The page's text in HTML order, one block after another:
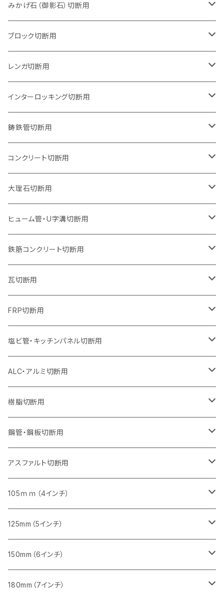
105mm（4インチ）
125mm（5インチ）
グラインダー取付用
石井超硬電動切断機 取付用
みかげ石（御影石）切断用
105mm（4インチ）
セグメントタイプ
セグメントタイプ（ビス穴付き
125mm（5インチ）
セグメントタイプ
セグメントタイプ（ビス穴付き
150mm（6インチ）
セグメントタイプ
180mm（7インチ）
セグメントタイプ
205mm（8インチ）
セグメントタイプ
230mm（9インチ）
セグメントタイプ
305mm（12インチ）
セグメント
セグメント（特殊凸凹加工チップ）
355mm（14インチ）
セグメント
セグメント（特殊凸凹加工チップ）
405mm（16インチ）
セグメントタイプ
ブロック切断用
105mm（4インチ）
セグメントタイプ
ウェーブタイプ
125mm（5インチ）
セグメントタイプ
ウェーブタイプ
150mm（6インチ）
セグメントタイプ
ウェーブタイプ
180mm（7インチ）
セグメントタイプ
ウェーブタイプ
205mm（8インチ）
セグメントタイプ
ウェーブタイプ
230mm（9インチ）
セグメントタイプ
ウェーブタイプ
255mm（10インチ）
セグメントタイプ
305mm（12インチ）
セグメント
セグメント（特殊凸凹加工チップ）
355mm（14インチ）
セグメント
セグメント（特殊凸凹加工チップ）
レンガ切断用
105mm（4インチ）
セグメントタイプ
ウェーブタイプ
125mm（5インチ）
セグメントタイプ
ウェーブタイプ
150mm（6インチ）
セグメントタイプ
ウェーブタイプ
180mm（7インチ）
セグメントタイプ
ウェーブタイプ
205mm（8インチ）
セグメントタイプ
ウェーブタイプ
230mm（9インチ）
セグメントタイプ
ウェーブタイプ
255mm（10インチ）
セグメントタイプ
305mm（12インチ）
セグメント
セグメント（特殊凸凹加工チップ）
355mm（14インチ）
セグメント
セグメント（特殊凸凹加工チップ）
インターロッキング切断用
105mm（4インチ）
セグメントタイプ
セグメントタイプ（ビス穴付き
125mm（5インチ）
セグメントタイプ
セグメントタイプ（ビス穴付き
150mm（6インチ）
セグメントタイプ
180mm（7インチ）
セグメントタイプ
205mm（8インチ）
セグメントタイプ
230mm（9インチ）
セグメントタイプ
255mm（10インチ）
セグメントタイプ（一般道路カッター用
305mm（12インチ）
セグメントタイプ
セグメントタイプ（一般道路カッター用
355mm（14インチ）
セグメントタイプ
セグメントタイプ（一般道路カッター用
405mm（16インチ）
セグメントタイプ
セグメントタイプ（一般道路カッター用
455mm（18インチ）
セグメント（一般道路カッター用
鋳鉄管切断用
105mm（4インチ）
セグメントタイプ
セグメントタイプ（ビス穴付き
125mm（5インチ）
セグメントタイプ
セグメントタイプ（ビス穴付き
150mm（6インチ）
セグメントタイプ
180mm（7インチ）
セグメントタイプ
205mm（8インチ）
セグメントタイプ
230mm（9インチ）
セグメントタイプ
305mm（12インチ）
セグメントタイプ
埋設鋳鉄管工事対応タイプ
355mm（14インチ）
セグメントタイプ
埋設鋳鉄管工事対応タイプ
405mm（16インチ）
セグメントタイプ
埋設鋳鉄管工事対応タイプ
コンクリート切断用
105mm（4インチ）
セグメントタイプ
ウェーブタイプ
125mm（5インチ）
セグメントタイプ
ウェーブタイプ
150mm（6インチ）
セグメントタイプ
ウェーブタイプ
180mm（7インチ）
セグメントタイプ
ウェーブタイプ
205mm（8インチ）
セグメントタイプ
ウェーブタイプ
230mm（9インチ）
セグメントタイプ
ウェーブタイプ
255mm（10インチ）
セグメントタイプ
セグメントタイプ（一般道路カッター用
305mm（12インチ）
セグメント
セグメント（特殊凸凹加工チップ）
355mm（14インチ）
セグメント
セグメント（特殊凸凹加工チップ）
405mm（16インチ）
セグメント
セグメント（一般道路カッター用
473mm（18インチ）
セグメント（一般道路カッター用
大理石切断用
125mm（5インチ）
ヒューム管・U字溝切断用
105mm（4インチ）
セグメントタイプ
125mm（5インチ）
セグメントタイプ
150mm（6インチ）
セグメントタイプ
180mm（7インチ）
セグメントタイプ
205mm（8インチ）
セグメントタイプ
230mm（9インチ）
セグメントタイプ
255mm（10インチ）
セグメントタイプ
305mm（12インチ）
セグメント
セグメント（特殊凸凹加工チップ）
355mm（14インチ）
セグメント
セグメント（特殊凸凹加工チップ）
405mm（16インチ）
セグメントタイプ
鉄筋コンクリート切断用
305mm（12インチ）
セグメントタイプ
355mm（14インチ）
セグメントタイプ
405mm（16インチ）
セグメントタイプ
瓦切断用
105mm（4インチ）
FRP切断用
125ｍｍ（5インチ）
塩ビ管・キッチンパネル切断用
125ｍｍ（5インチ）
ALC・アルミ切断用
305mm（12インチ）
砥石（補強綱入り）
355mm（14インチ）
砥石（補強綱入り）
樹脂切断用
305mm（12インチ）
砥石（補強綱入り）
355mm（14インチ）
砥石（補強綱入り）
鋼管・鋼板切断用
305mm（12インチ）
砥石（補強綱入り）
355mm（14インチ）
砥石（補強綱入り）
アスファルト切断用
255ｍｍ（10インチ）
一般道路カッター用
305ｍｍ（12インチ）
一般道路カッター用
355ｍｍ（14インチ）
一般道路カッター用
405mm（16インチ）
105ｍｍ（4インチ）
タイル切断用
みかげ石（御影石）切断用
コンクリート切断用
125mm（5インチ）
タイル切断用
みかげ石（御影石）切断用
150mm（6インチ）
みかげ石（御影石）切断用
180mm（7インチ）